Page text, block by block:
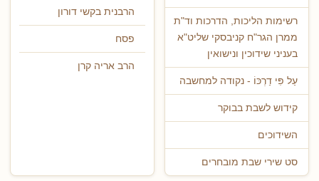
רשימות הליכות, הדרכות וד"ת
ממרן הגר"ח קניבסקי שליט"א
בעניני שידוכין ונישואין
עַל פִּי דַרְכּוֹ - נקודה למחשבה
קידוש לשבת בבוקר
השידוכים
סט שירי שבת מובחרים
הרבנית בקשי דורון
פסח
הרב אריה קרן